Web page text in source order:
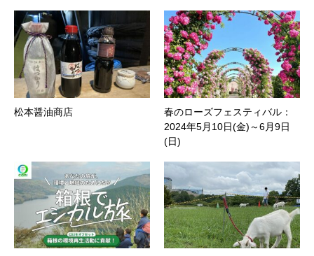
松本醤油商店
春のローズフェスティバル：
2024年5月10日(金)～6月9日
(日)